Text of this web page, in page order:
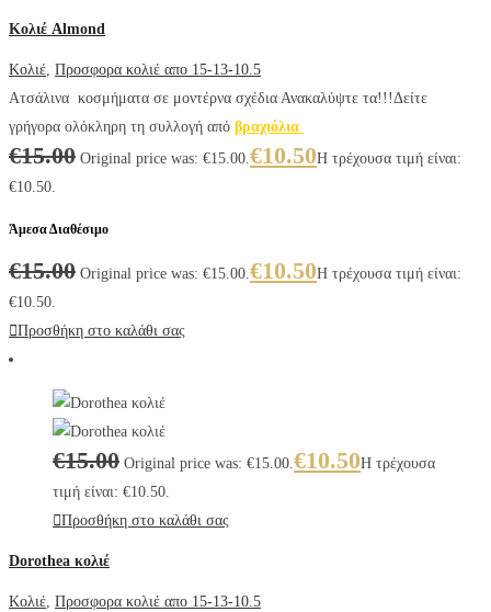
Κολιέ Almond
Κολιέ, Προσφορα κολιέ απο 15-13-10.5
Ατσάλινα κοσμήματα σε μοντέρνα σχέδια Ανακαλύψτε τα!!!Δείτε
γρήγορα ολόκληρη τη συλλογή από βραχιόλια
€15.00 Original price was: €15.00.€10.50Η τρέχουσα τιμή είναι:
€10.50.
Άμεσα Διαθέσιμο
€15.00 Original price was: €15.00.€10.50Η τρέχουσα τιμή είναι:
€10.50.
Προσθήκη στο καλάθι σας
€15.00 Original price was: €15.00.€10.50Η τρέχουσα
τιμή είναι: €10.50.
Προσθήκη στο καλάθι σας
Dorothea κολιέ
Κολιέ, Προσφορα κολιέ απο 15-13-10.5